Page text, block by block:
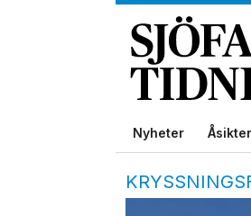
Nyheter Åsikter